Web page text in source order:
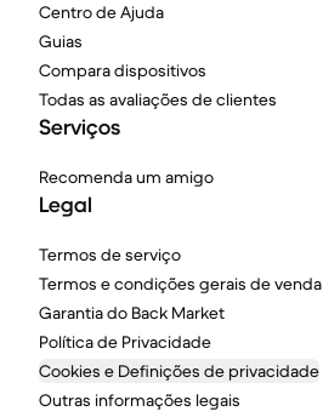
Centro de Ajuda
Guias
Compara dispositivos
Todas as avaliações de clientes
Serviços
Recomenda um amigo
Legal
Termos de serviço
Termos e condições gerais de venda
Garantia do Back Market
Política de Privacidade
Cookies e Definições de privacidade
Outras informações legais